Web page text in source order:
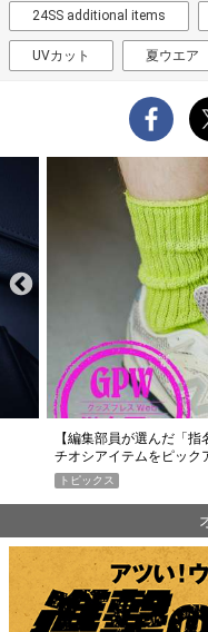
24SS additional items
UVカット 夏ウエア
「買って損なし」の極
AWARD】
トピックス